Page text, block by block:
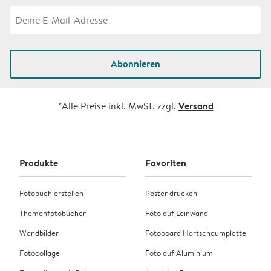
Abonnieren
*Alle Preise inkl. MwSt. zzgl. Versand
Produkte
Fotobuch erstellen
Themenfotobücher
Wandbilder
Fotocollage
Favoriten
Poster drucken
Foto auf Leinwand
Fotoboard Hartschaumplatte
Foto auf Aluminium